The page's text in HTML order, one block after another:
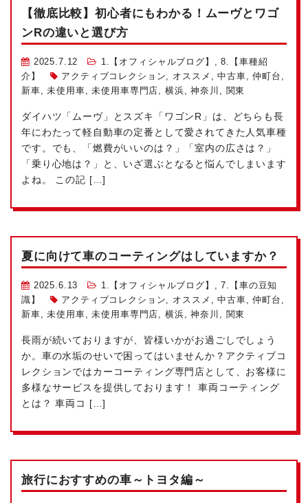
【徹底比較】初心者にもわかる！ムーヴとワゴ
ンRの違いと選び方
2025.7.12 1.【オフィシャルブログ】 ,8.【車種紹
介】
アクティブコレクション オススメ ,中古車 ,仲町台
新車 ,未使用車 ,未使用車専門店 ,横浜 ,神奈川 関東
ダイハツ「ムーヴ」とスズキ「ワゴンR」は、どちらも長
年にわたって軽自動車の定番として愛されてきた人気車種
です。でも、「燃費がいいのは？」「室内の広さは？」
「乗り心地は？」と、いざ選ぶとなると悩んでしまいます
よね。 この記 […]
夏に向けて車のコーティングはしていますか？
2025.6.13 1.【オフィシャルブログ】 ,7.【車の豆知
識】
アクティブコレクション オススメ ,中古車 ,仲町台
新車 ,未使用車 ,未使用車専門店 ,横浜 ,神奈川 関東
長雨が続いておりますが、皆様いかがお過ごしでしょう
か。車の水垢のせいで困ってはいませんか？アクティブコ
レクションではカーコーティング専門店として、お客様に
多様なサービスを提供しております！ 車両コーティング
とは？ 車両コ […]
旅行におすすめの車～トヨタ編～